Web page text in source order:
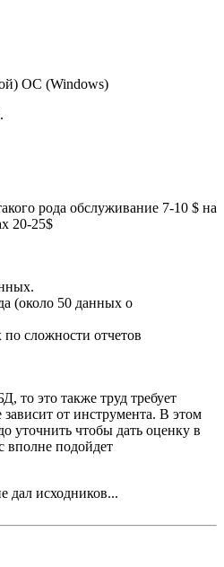
ОС (Windows)
рода обслуживание 7-10 $ на
20-25$
(около 50 данных о
по сложности отчетов
то это также труд требует
от инструмента. В этом
уточнить чтобы дать оценку в
вполне подойдет
дал исходников...